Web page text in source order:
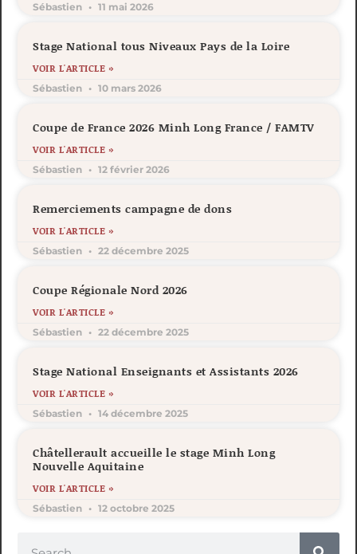
Sébastien 11 mai 2026
Stage National tous Niveaux Pays de la Loire
VOIR L'ARTICLE »
Sébastien 10 mars 2026
Coupe de France 2026 Minh Long France / FAMTV
VOIR L'ARTICLE »
Sébastien 12 février 2026
Remerciements campagne de dons
VOIR L'ARTICLE »
Sébastien 22 décembre 2025
Coupe Régionale Nord 2026
VOIR L'ARTICLE »
Sébastien 22 décembre 2025
Stage National Enseignants et Assistants 2026
VOIR L'ARTICLE »
Sébastien 14 décembre 2025
Châtellerault accueille le stage Minh Long
Nouvelle Aquitaine
VOIR L'ARTICLE »
Sébastien 12 octobre 2025